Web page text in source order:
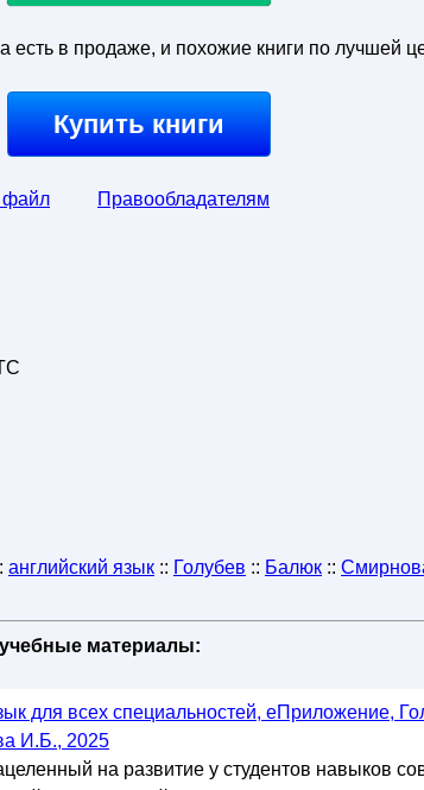
есть в продаже, и похожие книги по лучшей
Купить книги
файл Правообладателям
английский язык :: Голубев :: Балюк ::
материалы:
для всех специальностей, еПриложение,
И.Б., 2025
на развитие у студентов навыков